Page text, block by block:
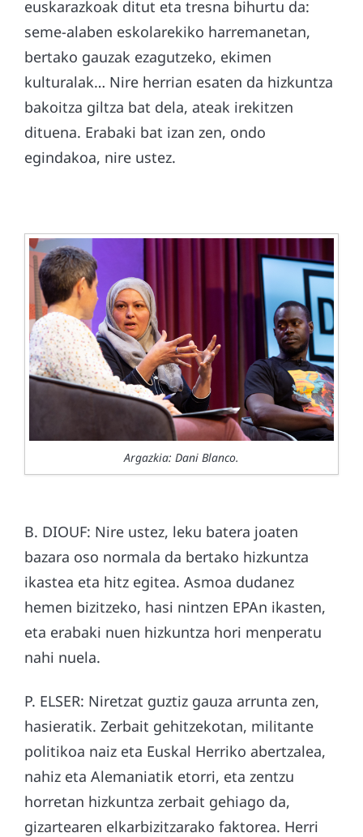
euskarazkoak ditut eta tresna bihurtu da:
seme-alaben eskolarekiko harremanetan,
bertako gauzak ezagutzeko, ekimen
kulturalak… Nire herrian esaten da hizkuntza
bakoitza giltza bat dela, ateak irekitzen
dituena. Erabaki bat izan zen, ondo
egindakoa, nire ustez.
Argazkia: Dani Blanco.
B. DIOUF: Nire ustez, leku batera joaten
bazara oso normala da bertako hizkuntza
ikastea eta hitz egitea. Asmoa dudanez
hemen bizitzeko, hasi nintzen EPAn ikasten,
eta erabaki nuen hizkuntza hori menperatu
nahi nuela.
P. ELSER: Niretzat guztiz gauza arrunta zen,
hasieratik. Zerbait gehitzekotan, militante
politikoa naiz eta Euskal Herriko abertzalea,
nahiz eta Alemaniatik etorri, eta zentzu
horretan hizkuntza zerbait gehiago da,
gizartearen elkarbizitzarako faktorea. Herri